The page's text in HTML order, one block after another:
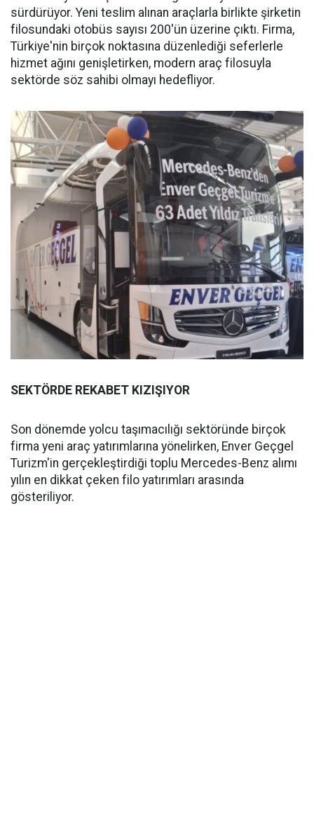
sürdürüyor. Yeni teslim alınan araçlarla birlikte şirketin
filosundaki otobüs sayısı 200'ün üzerine çıktı. Firma,
Türkiye'nin birçok noktasına düzenlediği seferlerle
hizmet ağını genişletirken, modern araç filosuyla
sektörde söz sahibi olmayı hedefliyor.
SEKTÖRDE REKABET KIZIŞIYOR
Son dönemde yolcu taşımacılığı sektöründe birçok
firma yeni araç yatırımlarına yönelirken, Enver Geçgel
Turizm'in gerçekleştirdiği toplu Mercedes-Benz alımı
yılın en dikkat çeken filo yatırımları arasında
gösteriliyor.